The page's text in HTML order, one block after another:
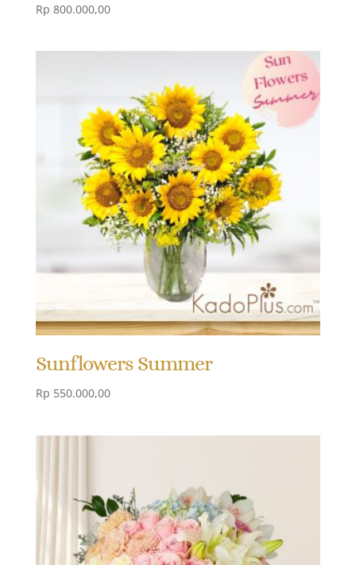
Rp 800.000,00
Sunflowers Summer
Rp 550.000,00